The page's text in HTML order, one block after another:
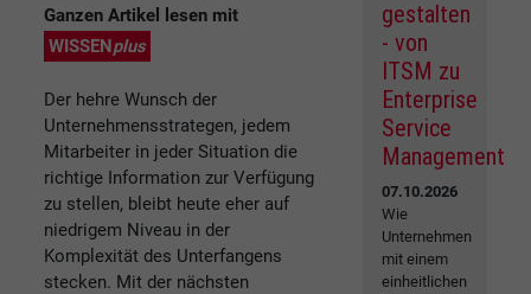
Ganzen Artikel lesen mit
WISSENplus
Der hehre Wunsch der
Unternehmensstrategen, jedem
Mitarbeiter in jeder Situation die
richtige Information zur Verfügung
zu stellen, bleibt heute eher auf
niedrigem Niveau in der
Komplexität des Unterfangens
stecken. Mit der nächsten
gestalten
- von
ITSM zu
Enterprise
Service
Management
07.10.2026
Wie
Unternehmen
mit einem
einheitlichen